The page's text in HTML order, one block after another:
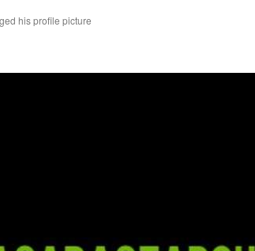
his profile picture